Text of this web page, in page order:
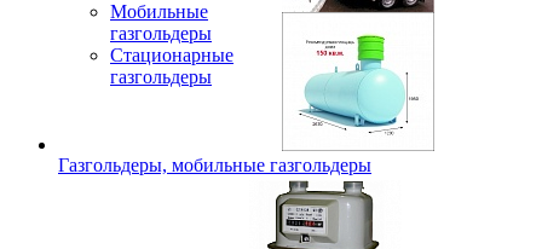
Мобильные
газгольдеры
Стационарные
газгольдеры
Газгольдеры, мобильные газгольдеры